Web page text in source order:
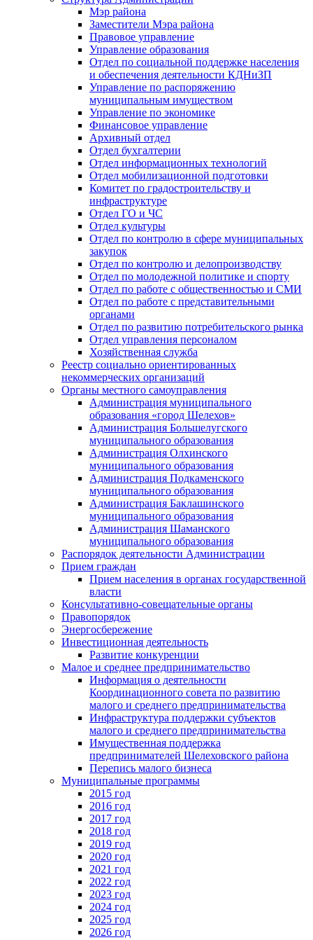
Мэр района
Заместители Мэра района
Правовое управление
Управление образования
Отдел по социальной поддержке населения
и обеспечения деятельности КДНиЗП
Управление по распоряжению
муниципальным имуществом
Управление по экономике
Финансовое управление
Архивный отдел
Отдел бухгалтерии
Отдел информационных технологий
Отдел мобилизационной подготовки
Комитет по градостроительству и
инфраструктуре
Отдел ГО и ЧС
Отдел культуры
Отдел по контролю в сфере муниципальных
закупок
Отдел по контролю и делопроизводству
Отдел по молодежной политике и спорту
Отдел по работе с общественностью и СМИ
Отдел по работе с представительными
органами
Отдел по развитию потребительского рынка
Отдел управления персоналом
Хозяйственная служба
Реестр социально ориентированных
некоммерческих организаций
Органы местного самоуправления
Администрация муниципального
образования «город Шелехов»
Администрация Большелугского
муниципального образования
Администрация Олхинского
муниципального образования
Администрация Подкаменского
муниципального образования
Администрация Баклашинского
муниципального образования
Администрация Шаманского
муниципального образования
Распорядок деятельности Администрации
Прием граждан
Прием населения в органах государственной
власти
Консультативно-совещательные органы
Правопорядок
Энергосбережение
Инвестиционная деятельность
Развитие конкуренции
Малое и среднее предпринимательство
Информация о деятельности
Координационного совета по развитию
малого и среднего предпринимательства
Инфраструктура поддержки субъектов
малого и среднего предпринимательства
Имущественная поддержка
предпринимателей Шелеховского района
Перепись малого бизнеса
Муниципальные программы
2015 год
2016 год
2017 год
2018 год
2019 год
2020 год
2021 год
2022 год
2023 год
2024 год
2025 год
2026 год